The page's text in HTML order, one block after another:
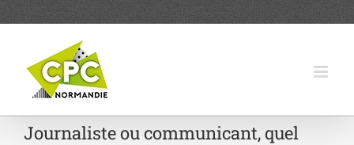
Journaliste ou communicant, quel